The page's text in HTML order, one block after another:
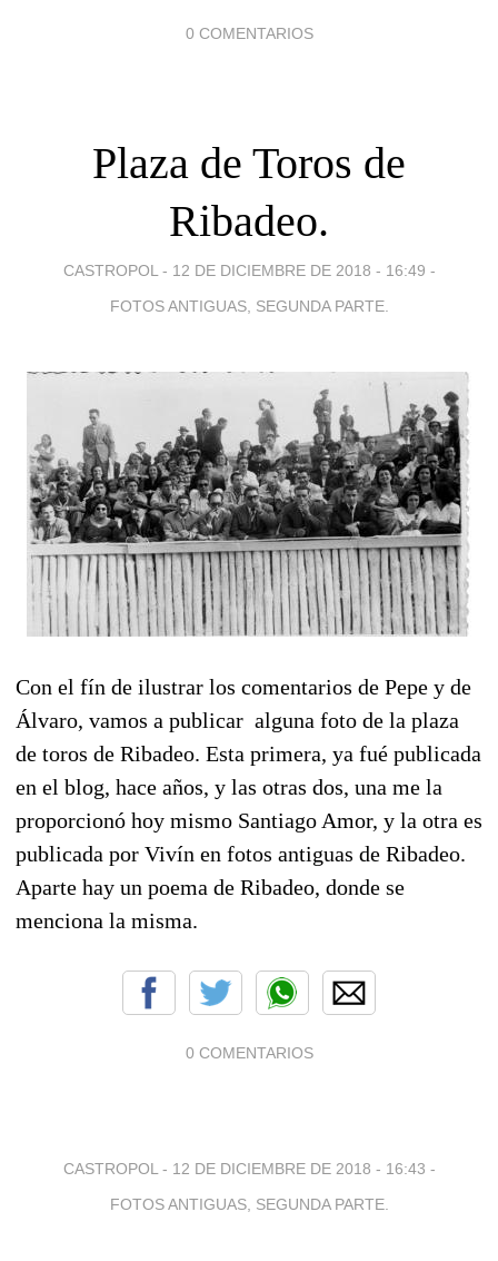
0 COMENTARIOS
Plaza de Toros de
Ribadeo.
CASTROPOL - 12 DE DICIEMBRE DE 2018 - 16:49 -
FOTOS ANTIGUAS, SEGUNDA PARTE.
Con el fín de ilustrar los comentarios de Pepe y de
Álvaro, vamos a publicar alguna foto de la plaza
de toros de Ribadeo. Esta primera, ya fué publicada
en el blog, hace años, y las otras dos, una me la
proporcionó hoy mismo Santiago Amor, y la otra es
publicada por Vivín en fotos antiguas de Ribadeo.
Aparte hay un poema de Ribadeo, donde se
menciona la misma.
0 COMENTARIOS
CASTROPOL - 12 DE DICIEMBRE DE 2018 - 16:43 -
FOTOS ANTIGUAS, SEGUNDA PARTE.